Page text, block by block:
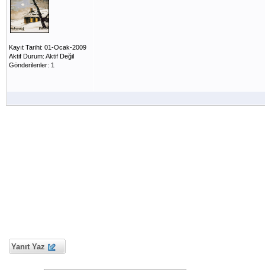
Kayıt Tarihi: 01-Ocak-2009
Aktif Durum: Aktif Değil
Gönderilenler: 1
Yanıt Yaz